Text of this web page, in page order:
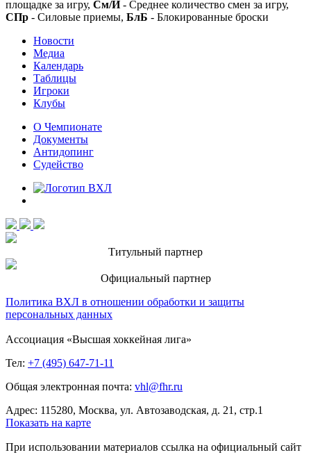
площадке за игру, См/И- Среднее количество смен за игру,
СПр - Силовые приемы, БлБ - Блокированные броски
Новости
Медиа
Календарь
Таблицы
Игроки
Клубы
О Чемпионате
Документы
Антидопинг
Судейство
Титульный партнер
Официальный партнер
Политика ВХЛ в отношении обработки и защиты
персональных данных
Ассоциация «Высшая хоккейная лига»
Тел: +7 (495) 647-71-11
Общая электронная почта: vhl@fhr.ru
Адрес: 115280, Москва, ул. Автозаводская, д. 21, стр.1
Показать на карте
При использовании материалов ссылка на официальный сайт